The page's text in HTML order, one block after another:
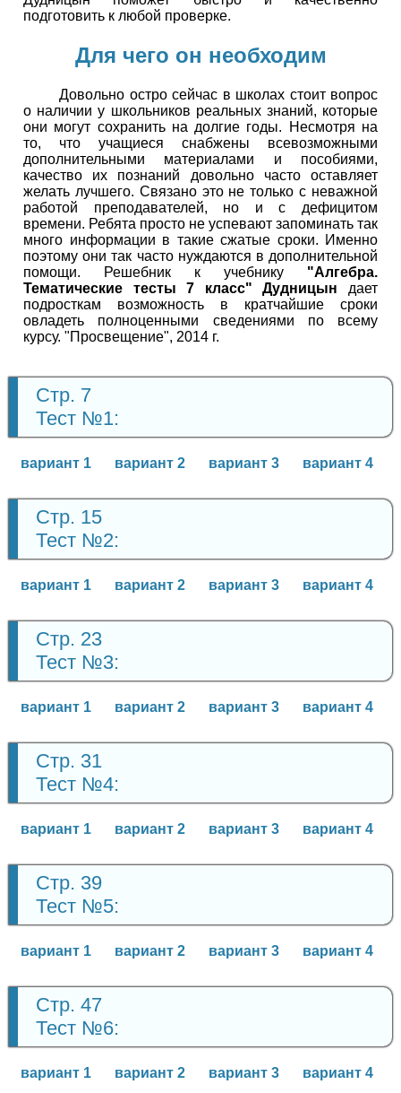
подготовить к любой проверке.
Для чего он необходим
Довольно остро сейчас в школах стоит вопрос
о наличии у школьников реальных знаний, которые
они могут сохранить на долгие годы. Несмотря на
то, что учащиеся снабжены всевозможными
дополнительными материалами и пособиями,
качество их познаний довольно часто оставляет
желать лучшего. Связано это не только с неважной
работой преподавателей, но и с дефицитом
времени. Ребята просто не успевают запоминать так
много информации в такие сжатые сроки. Именно
поэтому они так часто нуждаются в дополнительной
помощи. Решебник к учебнику "Алгебра.
Тематические тесты 7 класс" Дудницын дает
подросткам возможность в кратчайшие сроки
овладеть полноценными сведениями по всему
курсу. "Просвещение", 2014 г.
Стр. 7
Тест №1:
вариант 1 вариант 2 вариант 3 вариант 4
Стр. 15
Тест №2:
вариант 1 вариант 2 вариант 3 вариант 4
Стр. 23
Тест №3:
вариант 1 вариант 2 вариант 3 вариант 4
Стр. 31
Тест №4:
вариант 1 вариант 2 вариант 3 вариант 4
Стр. 39
Тест №5:
вариант 1 вариант 2 вариант 3 вариант 4
Стр. 47
Тест №6:
вариант 1 вариант 2 вариант 3 вариант 4